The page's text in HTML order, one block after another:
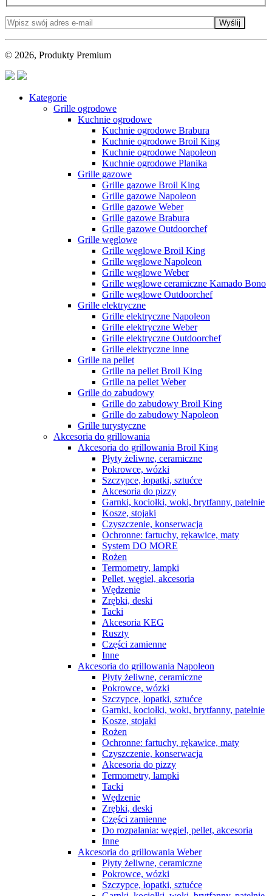
Wyślij
© 2026, Produkty Premium
Kategorie
Grille ogrodowe
Kuchnie ogrodowe
Kuchnie ogrodowe Brabura
Kuchnie ogrodowe Broil King
Kuchnie ogrodowe Napoleon
Kuchnie ogrodowe Planika
Grille gazowe
Grille gazowe Broil King
Grille gazowe Napoleon
Grille gazowe Weber
Grille gazowe Brabura
Grille gazowe Outdoorchef
Grille węglowe
Grille węglowe Broil King
Grille węglowe Napoleon
Grille węglowe Weber
Grille węglowe ceramiczne Kamado Bono
Grille węglowe Outdoorchef
Grille elektryczne
Grille elektryczne Napoleon
Grille elektryczne Weber
Grille elektryczne Outdoorchef
Grille elektryczne inne
Grille na pellet
Grille na pellet Broil King
Grille na pellet Weber
Grille do zabudowy
Grille do zabudowy Broil King
Grille do zabudowy Napoleon
Grille turystyczne
Akcesoria do grillowania
Akcesoria do grillowania Broil King
Płyty żeliwne, ceramiczne
Pokrowce, wózki
Szczypce, łopatki, sztućce
Akcesoria do pizzy
Garnki, kociołki, woki, brytfanny, patelnie
Kosze, stojaki
Czyszczenie, konserwacja
Ochronne: fartuchy, rękawice, maty
System DO MORE
Rożen
Termometry, lampki
Pellet, węgiel, akcesoria
Wędzenie
Zrębki, deski
Tacki
Akcesoria KEG
Ruszty
Części zamienne
Inne
Akcesoria do grillowania Napoleon
Płyty żeliwne, ceramiczne
Pokrowce, wózki
Szczypce, łopatki, sztućce
Garnki, kociołki, woki, brytfanny, patelnie
Kosze, stojaki
Rożen
Ochronne: fartuchy, rękawice, maty
Czyszczenie, konserwacja
Akcesoria do pizzy
Termometry, lampki
Tacki
Wędzenie
Zrębki, deski
Części zamienne
Do rozpalania: węgiel, pellet, akcesoria
Inne
Akcesoria do grillowania Weber
Płyty żeliwne, ceramiczne
Pokrowce, wózki
Szczypce, łopatki, sztućce